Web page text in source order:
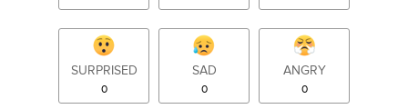
SURPRISED
0
SAD
0
ANGRY
0